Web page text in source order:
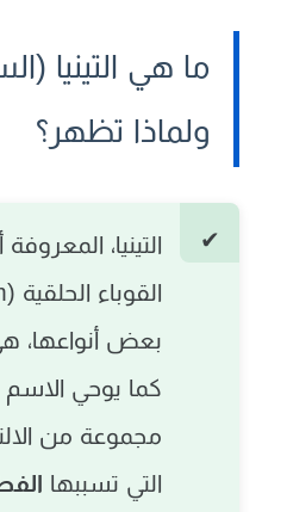
ما هي التينيا
ولماذا تظهر؟
التينيا،
بعض أنواعها،
كما يوحي الاسم
مجموعة من
التي تسببها